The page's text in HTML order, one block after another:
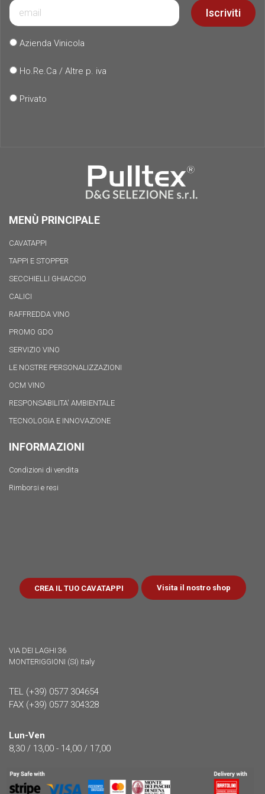
Iscriviti
Azienda Vinicola
Ho.Re.Ca / Altre p. iva
Privato
MENÙ PRINCIPALE
CAVATAPPI
TAPPI E STOPPER
SECCHIELLI GHIACCIO
CALICI
RAFFREDDA VINO
PROMO GDO
SERVIZIO VINO
LE NOSTRE PERSONALIZZAZIONI
OCM VINO
RESPONSABILITA' AMBIENTALE
TECNOLOGIA E INNOVAZIONE
INFORMAZIONI
Condizioni di vendita
Rimborsi e resi
CREA IL TUO CAVATAPPI Visita il nostro shop
VIA DEI LAGHI 36
MONTERIGGIONI (SI) Italy
TEL (+39) 0577 304654
FAX (+39) 0577 304328
Lun-Ven
8,30 / 13,00 - 14,00 / 17,00